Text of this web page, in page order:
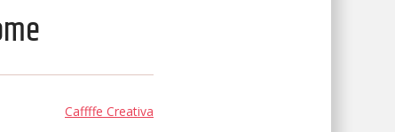
Caffffe Creativa